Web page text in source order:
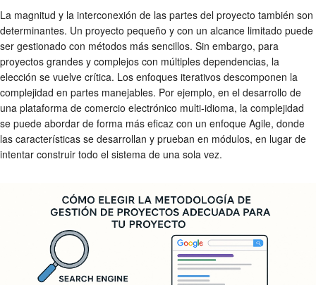
La magnitud y la interconexión de las partes del proyecto también son
determinantes. Un proyecto pequeño y con un alcance limitado puede
ser gestionado con métodos más sencillos. Sin embargo, para
proyectos grandes y complejos con múltiples dependencias, la
elección se vuelve crítica. Los enfoques iterativos descomponen la
complejidad en partes manejables. Por ejemplo, en el desarrollo de
una plataforma de comercio electrónico multi-idioma, la complejidad
se puede abordar de forma más eficaz con un enfoque Agile, donde
las características se desarrollan y prueban en módulos, en lugar de
intentar construir todo el sistema de una sola vez.